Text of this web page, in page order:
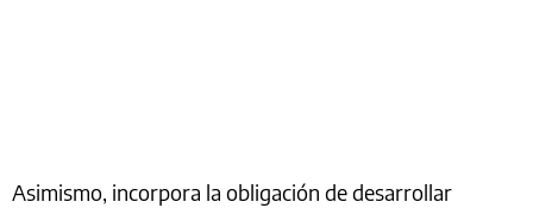
Asimismo, incorpora la obligación de desarrollar